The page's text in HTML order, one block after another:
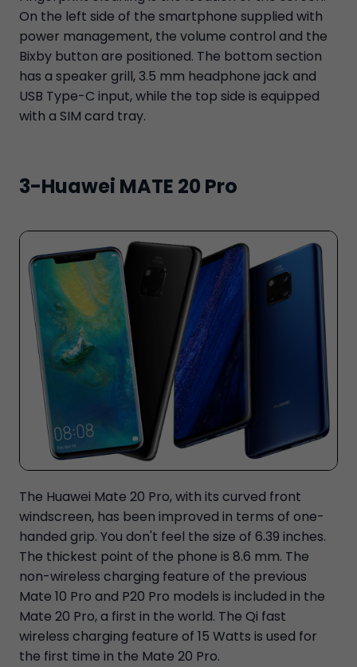
On the left side of the smartphone supplied with
power management, the volume control and the
Bixby button are positioned. The bottom section
has a speaker grill, 3.5 mm headphone jack and
USB Type-C input, while the top side is equipped
with a SIM card tray.
3-Huawei MATE 20 Pro
The Huawei Mate 20 Pro, with its curved front
windscreen, has been improved in terms of one-
handed grip. You don't feel the size of 6.39 inches.
The thickest point of the phone is 8.6 mm. The
non-wireless charging feature of the previous
Mate 10 Pro and P20 Pro models is included in the
Mate 20 Pro, a first in the world. The Qi fast
wireless charging feature of 15 Watts is used for
the first time in the Mate 20 Pro.